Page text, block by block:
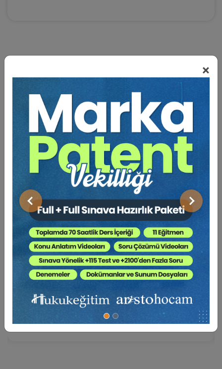
×
Önceki Sonraki
Video Eğitim Abonesi Ol: Sadece 5490 TL / Yıllık
Nuran CANPOLAT (Yarg. Onur. Üy.)
Tazminat Davaları (2 Video)
1500 TL Sepete Ekle